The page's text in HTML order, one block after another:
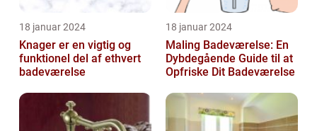
18 januar 2024
Knager er en vigtig og
funktionel del af ethvert
badeværelse
18 januar 2024
Maling Badeværelse: En
Dybdegående Guide til at
Opfriske Dit Badeværelse